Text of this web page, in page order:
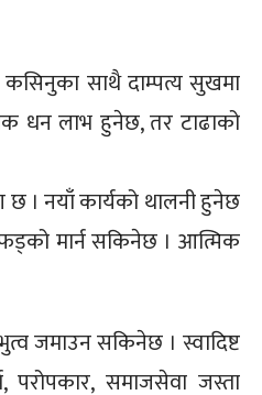
साथै दाम्पत्य सुखमा
धन लाभ हुनेछ, तर टाढाको
। नयाँ कार्यको थालनी हुनेछ
फड्को मार्न सकिनेछ । आत्मिक
जमाउन सकिनेछ । स्वादिष्ट
परोपकार, समाजसेवा जस्ता